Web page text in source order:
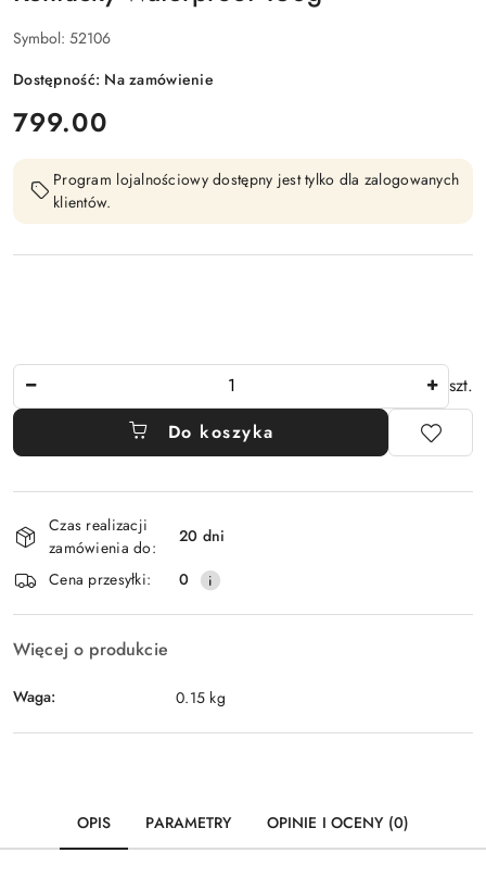
Symbol: 52106
Dostępność: Na zamówienie
cena:
799.00
Program lojalnościowy dostępny jest tylko dla zalogowanych
klientów.
szt.
Do koszyka
Dostępność
i
dostawa
Czas realizacji
zamówienia do:
20 dni
Cena przesyłki:
0
Więcej o produkcie
Waga: 0.15 kg
OPIS PARAMETRY OPINIE I OCENY (0)